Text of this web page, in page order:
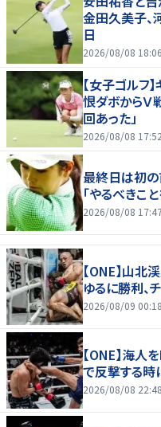
金田久美子
日
2026/08/08 18:06
【女子ゴルフ
恨ダボからＶ
回あった」
2026/08/08 17:52
最終日は初
「やるべきこ
2026/08/08
【ONE】山北
ゆるに勝利、
2026/08/09 00:18
【ONE】海人
で反撃する時
2026/08/08 22:48